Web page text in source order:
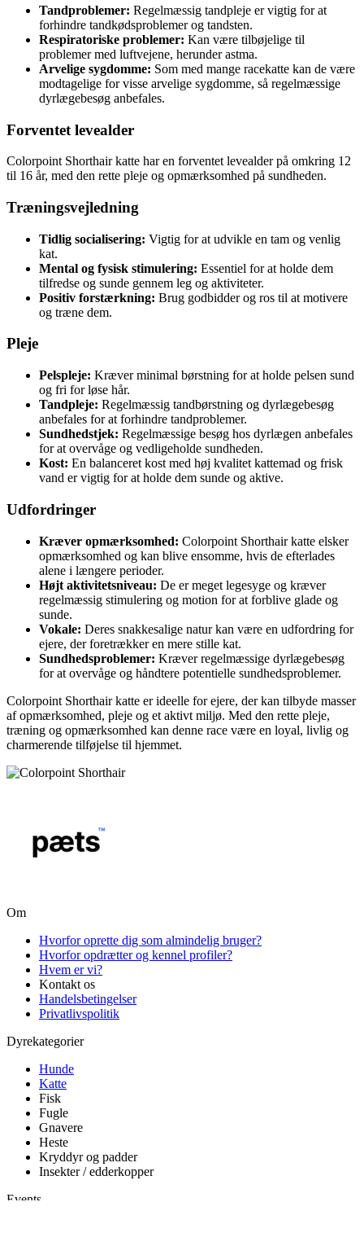
Tandproblemer: Regelmæssig tandpleje er vigtig for at
forhindre tandkødsproblemer og tandsten.
Respiratoriske problemer: Kan være tilbøjelige til
problemer med luftvejene, herunder astma.
Arvelige sygdomme: Som med mange racekatte kan de være
modtagelige for visse arvelige sygdomme, så regelmæssige
dyrlægebesøg anbefales.
Forventet levealder
Colorpoint Shorthair katte har en forventet levealder på omkring 12
til 16 år, med den rette pleje og opmærksomhed på sundheden.
Træningsvejledning
Tidlig socialisering: Vigtig for at udvikle en tam og venlig
kat.
Mental og fysisk stimulering: Essentiel for at holde dem
tilfredse og sunde gennem leg og aktiviteter.
Positiv forstærkning: Brug godbidder og ros til at motivere
og træne dem.
Pleje
Pelspleje: Kræver minimal børstning for at holde pelsen sund
og fri for løse hår.
Tandpleje: Regelmæssig tandbørstning og dyrlægebesøg
anbefales for at forhindre tandproblemer.
Sundhedstjek: Regelmæssige besøg hos dyrlægen anbefales
for at overvåge og vedligeholde sundheden.
Kost: En balanceret kost med høj kvalitet kattemad og frisk
vand er vigtig for at holde dem sunde og aktive.
Udfordringer
Kræver opmærksomhed: Colorpoint Shorthair katte elsker
opmærksomhed og kan blive ensomme, hvis de efterlades
alene i længere perioder.
Højt aktivitetsniveau: De er meget legesyge og kræver
regelmæssig stimulering og motion for at forblive glade og
sunde.
Vokale: Deres snakkesalige natur kan være en udfordring for
ejere, der foretrækker en mere stille kat.
Sundhedsproblemer: Kræver regelmæssige dyrlægebesøg
for at overvåge og håndtere potentielle sundhedsproblemer.
Colorpoint Shorthair katte er ideelle for ejere, der kan tilbyde masser
af opmærksomhed, pleje og et aktivt miljø. Med den rette pleje,
træning og opmærksomhed kan denne race være en loyal, livlig og
charmerende tilføjelse til hjemmet.
Om
Hvorfor oprette dig som almindelig bruger?
Hvorfor opdrætter og kennel profiler?
Hvem er vi?
Kontakt os
Handelsbetingelser
Privatlivspolitik
Dyrekategorier
Hunde
Katte
Fisk
Fugle
Gnavere
Heste
Kryddyr og padder
Insekter / edderkopper
Events